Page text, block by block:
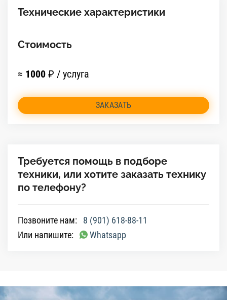
Технические характеристики
Стоимость
≈ 1000 ₽ / услуга
ЗАКАЗАТЬ
Требуется помощь в подборе
техники, или хотите заказать технику
по телефону?
Позвоните нам:
8 (901) 618-88-11
Или напишите:
Whatsapp